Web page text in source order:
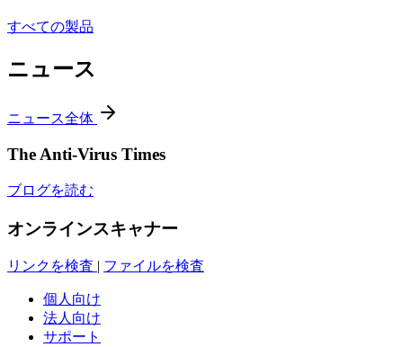
すべての製品
ニュース
ニュース全体
The Anti-Virus Times
ブログを読む
オンラインスキャナー
リンクを検査 | ファイルを検査
個人向け
法人向け
サポート